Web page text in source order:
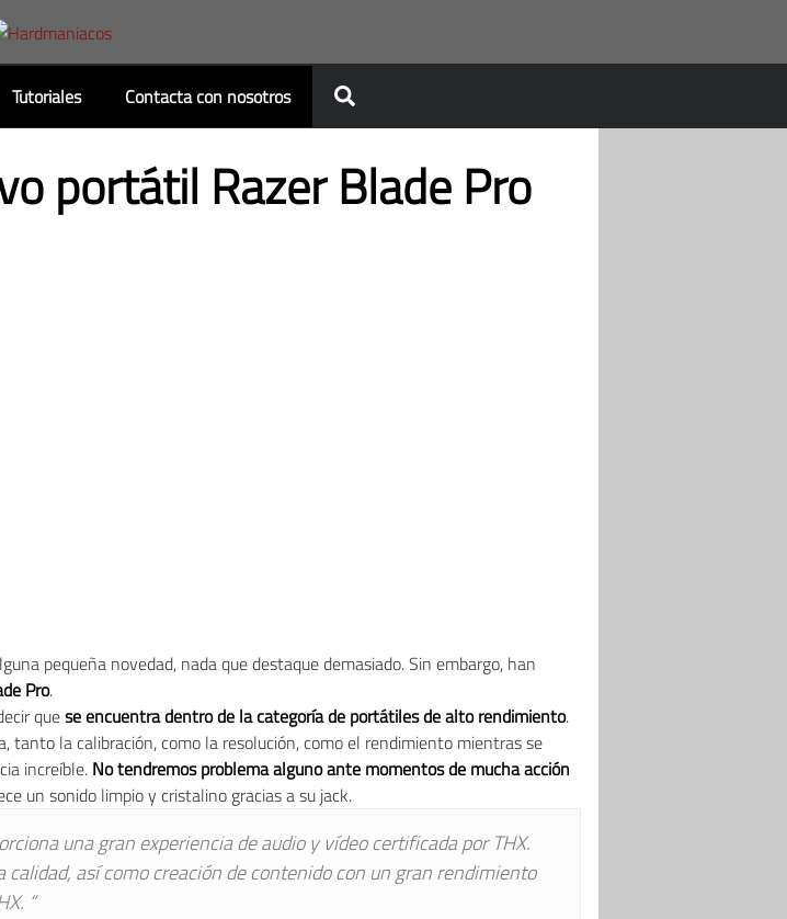
Tutoriales Contacta con nosotros
portátil Razer Blade Pro
pequeña novedad, nada que destaque demasiado. Sin embargo, han
Pro.
quese encuentra dentro de la categoría de portátiles de alto rendimiento.
la calibración, como la resolución, como el rendimiento mientras se
increíble. No tendremos problema alguno ante momentos de mucha acción
un sonido limpio y cristalino gracias a su jack.
una gran experiencia de audio y vídeo certificada por THX.
así como creación de contenido con un gran rendimiento
“